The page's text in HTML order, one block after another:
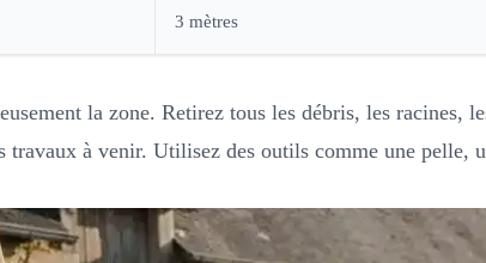
3 mètres
la zone. Retirez tous les débris, les
à venir. Utilisez des outils comme une pelle,